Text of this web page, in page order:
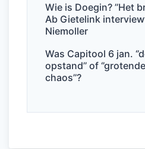
Wie is Doegin? ’’Het
Ab Gietelink
Niemoller
Was Capitool 6 jan.
opstand’’ of
chaos’’?